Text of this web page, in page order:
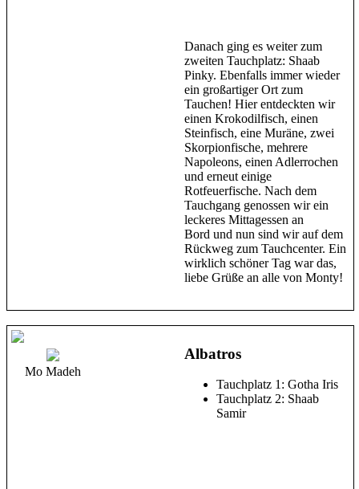
Danach ging es weiter zum
zweiten Tauchplatz: Shaab
Pinky. Ebenfalls immer wieder
ein großartiger Ort zum
Tauchen! Hier entdeckten wir
einen Krokodilfisch, einen
Steinfisch, eine Muräne, zwei
Skorpionfische, mehrere
Napoleons, einen Adlerrochen
und erneut einige
Rotfeuerfische. Nach dem
Tauchgang genossen wir ein
leckeres Mittagessen an
Bord und nun sind wir auf dem
Rückweg zum Tauchcenter. Ein
wirklich schöner Tag war das,
liebe Grüße an alle von Monty!
Mo Madeh
Albatros
Tauchplatz 1: Gotha Iris
Tauchplatz 2: Shaab
Samir